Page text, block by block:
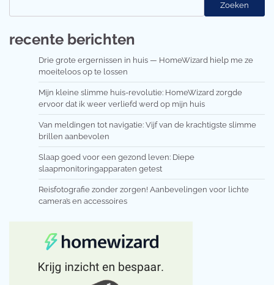
Zoeken
recente berichten
Drie grote ergernissen in huis — HomeWizard hielp me ze
moeiteloos op te lossen
Mijn kleine slimme huis-revolutie: HomeWizard zorgde
ervoor dat ik weer verliefd werd op mijn huis
Van meldingen tot navigatie: Vijf van de krachtigste slimme
brillen aanbevolen
Slaap goed voor een gezond leven: Diepe
slaapmonitoringapparaten getest
Reisfotografie zonder zorgen! Aanbevelingen voor lichte
camera’s en accessoires